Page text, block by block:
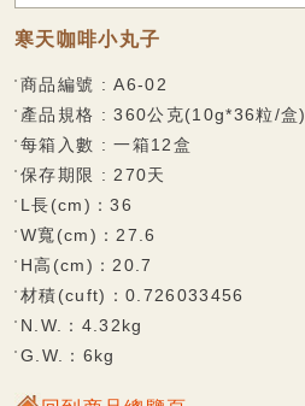
乳果大福系列
巧克力披覆系列
水果酥系列
雪花酥系列
杏仁餅系列
觀光專區
雪花酥系列
寒天咖啡小丸子
商品編號 : A6-02
產品規格 : 360公克(10g*36粒/盒)
每箱入數 : 一箱12盒
保存期限 : 270天
L長(cm)：36
W寬(cm)：27.6
H高(cm)：20.7
材積(cuft)：0.726033456
N.W.：4.32kg
G.W.：6kg